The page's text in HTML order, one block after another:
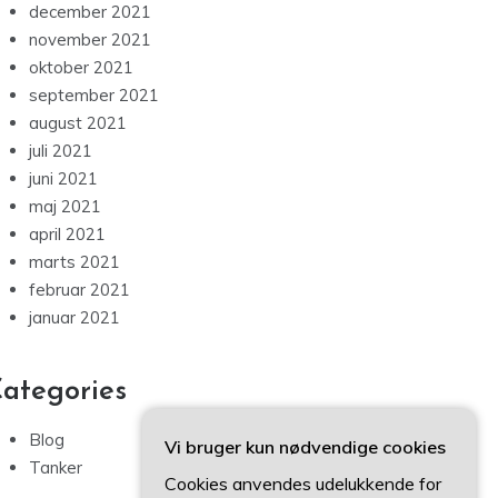
december 2021
november 2021
oktober 2021
september 2021
august 2021
juli 2021
juni 2021
maj 2021
april 2021
marts 2021
februar 2021
januar 2021
Blog
Tanker
Vi bruger kun nødvendige cookies
Cookies anvendes udelukkende for